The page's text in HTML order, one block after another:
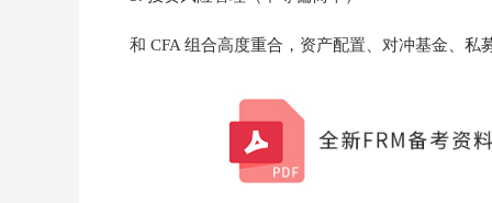
和 CFA 组合高度重合，资产配置、对冲基金、私